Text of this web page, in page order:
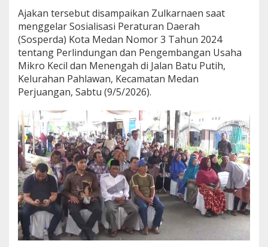
n
g
L
g
a
l
i
a
s
U
M
K
M
L
e
w
a
P
e
Ajakan tersebut disampaikan Zulkarnaen saat
menggelar Sosialisasi Peraturan Daerah
(Sosperda) Kota Medan Nomor 3 Tahun 2024
tentang Perlindungan dan Pengembangan Usaha
Mikro Kecil dan Menengah di Jalan Batu Putih,
Kelurahan Pahlawan, Kecamatan Medan
Perjuangan, Sabtu (9/5/2026).